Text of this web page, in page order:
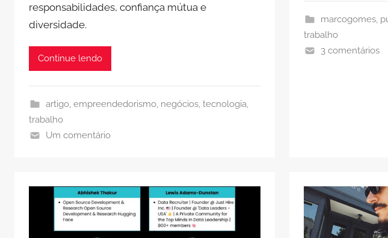
responsabilidades, confiança mútua e
diversidade.
Continue lendo
artigo, empreendedorismo, negócios, tecnologia,
trabalho
Um comentário
marcogomes,
trabalho
3 comentários